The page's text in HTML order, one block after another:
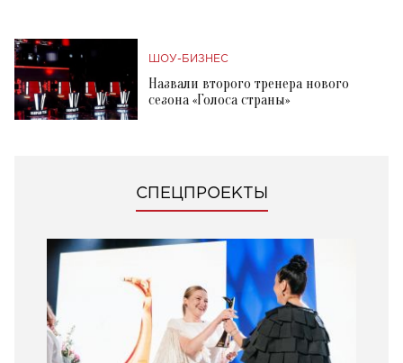
ШОУ-БИЗНЕС
Назвали второго тренера нового
сезона «Голоса страны»
СПЕЦПРОЕКТЫ